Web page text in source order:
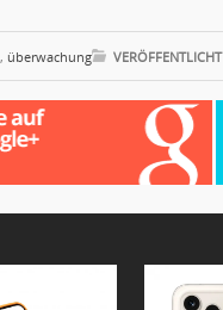
, überwachung